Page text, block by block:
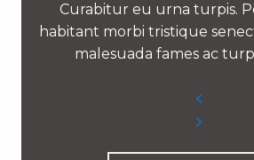
Curabitur eu urna turpis.
habitant morbi tristique
malesuada fames ac